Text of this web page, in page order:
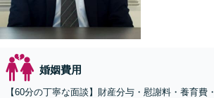
婚姻費用
【60分の丁寧な面談】財産分与・慰謝料・養育費